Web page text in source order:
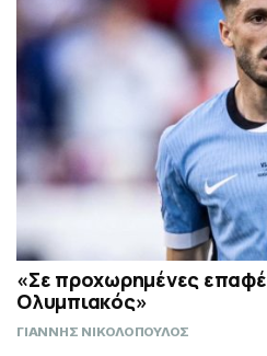
«Σε προχωρημένες
Ολυμπιακός»
ΓΙΑΝΝΗΣ ΝΙΚΟΛΟΠΟΥΛΟΣ